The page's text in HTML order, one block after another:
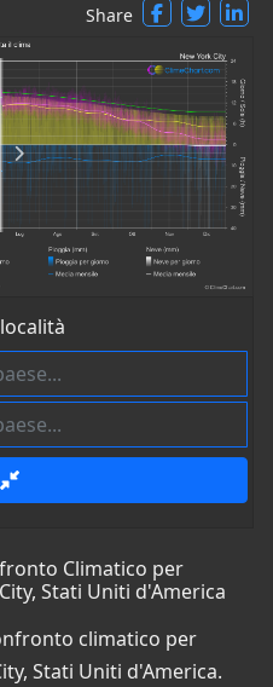
Share
Climatico per
Stati Uniti d'America
climatico per
Stati Uniti d'America.